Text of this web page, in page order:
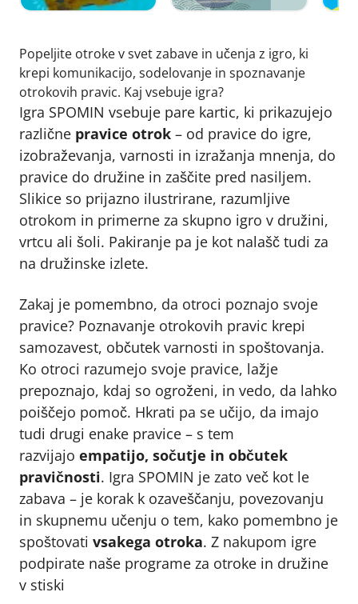
Popeljite otroke v svet zabave in učenja z igro, ki
krepi komunikacijo, sodelovanje in spoznavanje
otrokovih pravic. Kaj vsebuje igra?
Igra SPOMIN vsebuje pare kartic, ki prikazujejo
različne pravice otrok – od pravice do igre,
izobraževanja, varnosti in izražanja mnenja, do
pravice do družine in zaščite pred nasiljem.
Slikice so prijazno ilustrirane, razumljive
otrokom in primerne za skupno igro v družini,
vrtcu ali šoli. Pakiranje pa je kot nalašč tudi za
na družinske izlete.
Zakaj je pomembno, da otroci poznajo svoje
pravice? Poznavanje otrokovih pravic krepi
samozavest, občutek varnosti in spoštovanja.
Ko otroci razumejo svoje pravice, lažje
prepoznajo, kdaj so ogroženi, in vedo, da lahko
poiščejo pomoč. Hkrati pa se učijo, da imajo
tudi drugi enake pravice – s tem
razvijajo empatijo, sočutje in občutek
pravičnosti. Igra SPOMIN je zato več kot le
zabava – je korak k ozaveščanju, povezovanju
in skupnemu učenju o tem, kako pomembno je
spoštovati vsakega otroka. Z nakupom igre
podpirate naše programe za otroke in družine
v stiski